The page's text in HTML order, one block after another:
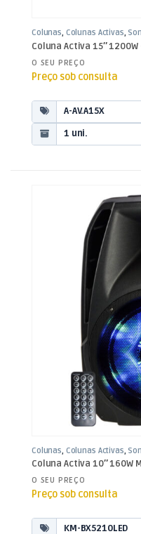
Colunas, Colunas Activas,
Coluna Activa 15″ 1200W
O SEU PREÇO
Preço sob consulta
A-AV.A15X
1 uni.
Colunas Colunas Activas
Coluna Activa 10″ 160W
O SEU PREÇO
Preço sob consulta
KM-BX5210LED